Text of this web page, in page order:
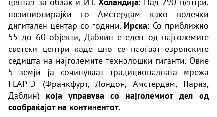
позиционирајќи го Амстердам како водечки
дигитален центар со години. Ирска: Со приближно
55 до 60 објекти, Даблин е еден од најголемите
светски центри каде што се наоѓаат европските
седишта на најголемите технолошки гиганти. Овие
5 земји ја сочинуваат традиционалната мрежа
FLAP-D (Франкфурт, Лондон, Амстердам, Париз,
Даблин) која управува со најголемиот дел од
сообраќајот на континентот.